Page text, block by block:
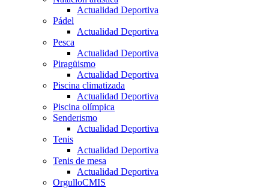
Actualidad Deportiva
Pádel
Actualidad Deportiva
Pesca
Actualidad Deportiva
Piragüismo
Actualidad Deportiva
Piscina climatizada
Actualidad Deportiva
Piscina olímpica
Senderismo
Actualidad Deportiva
Tenis
Actualidad Deportiva
Tenis de mesa
Actualidad Deportiva
OrgulloCMIS